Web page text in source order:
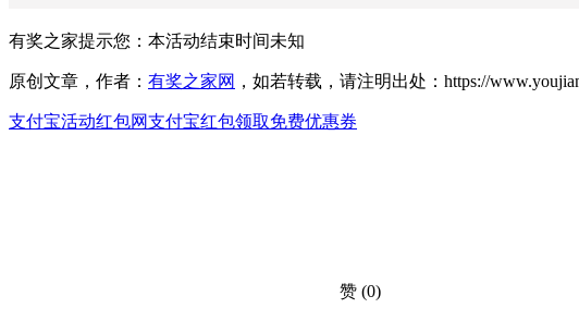
有奖之家提示您： 本活动结束时间未知
原创文章，作者： 有奖之家网 ，如若转载，请注明出处：https://
支付宝活动红包网支付宝红包领取免费优惠券
赞 (0)